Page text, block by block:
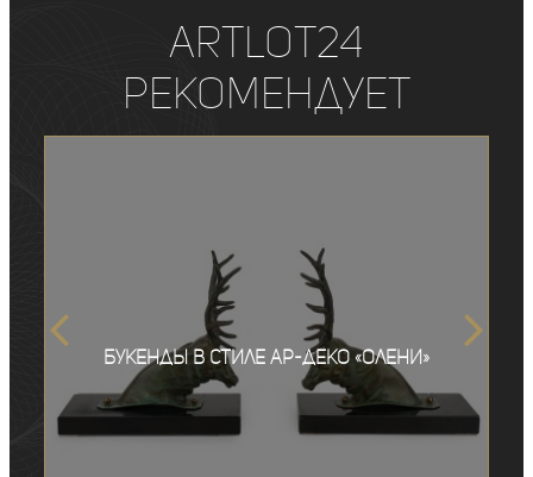
ArtLot24
рекомендует
Букенды в стиле ар-деко «Олени»